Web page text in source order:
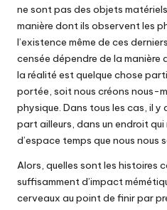
ne sont pas des objets
manière dont ils observent les
l’existence même de ces
censée dépendre de la manière
la réalité est quelque chose
portée, soit nous créons nous-
physique. Dans tous les cas, il
part ailleurs, dans un endroit
d’espace temps que nous nous
Alors, quelles sont les histoires
suffisamment d’impact
cerveaux au point de finir par